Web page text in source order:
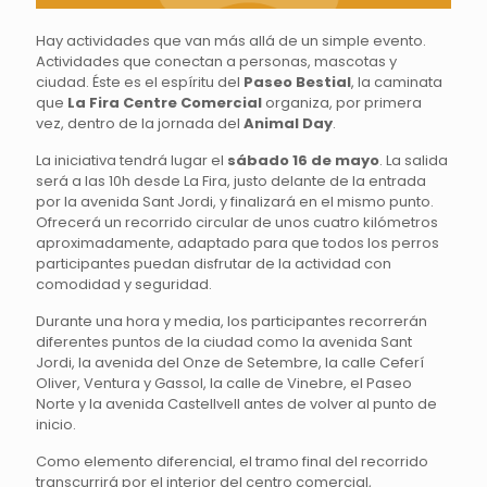
Hay actividades que van más allá de un simple evento.
Actividades que conectan a personas, mascotas y
ciudad. Éste es el espíritu del Paseo Bestial, la caminata
que La Fira Centre Comercialorganiza, por primera
vez, dentro de la jornada del Animal Day.
La iniciativa tendrá lugar el sábado 16 de mayo. La salida
será a las 10h desde La Fira, justo delante de la entrada
por la avenida Sant Jordi, y finalizará en el mismo punto.
Ofrecerá un recorrido circular de unos cuatro kilómetros
aproximadamente, adaptado para que todos los perros
participantes puedan disfrutar de la actividad con
comodidad y seguridad.
Durante una hora y media, los participantes recorrerán
diferentes puntos de la ciudad como la avenida Sant
Jordi, la avenida del Onze de Setembre, la calle Ceferí
Oliver, Ventura y Gassol, la calle de Vinebre, el Paseo
Norte y la avenida Castellvell antes de volver al punto de
inicio.
Como elemento diferencial, el tramo final del recorrido
transcurrirá por el interior del centro comercial,